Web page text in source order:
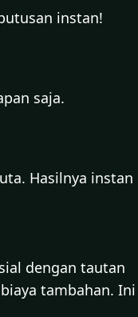
instan!
saja.
Hasilnya instan
dengan tautan
tambahan. Ini